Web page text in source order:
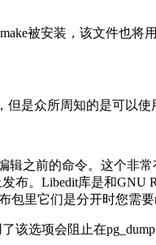
被安装，该文件也
是众所周知的是可以使
之前的命令。这个非
布。Libedit库是和GNU
里它们是分开时您需要
选项会阻止在pg_dump